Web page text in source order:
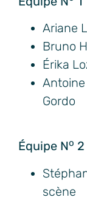
Ariane
Bruno
Érika
Gordo
Équipe No 2
scène